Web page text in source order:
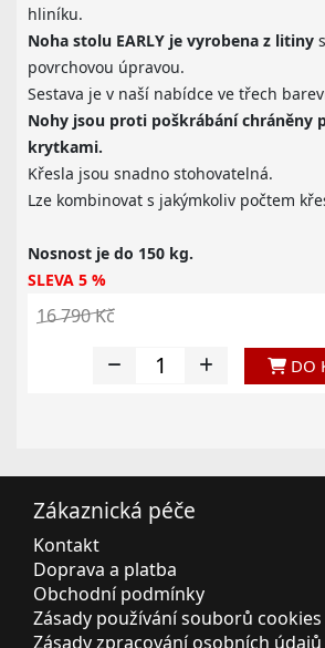
hliníku.
Noha stolu EARLY je vyrobena z litiny
povrchovou úpravou.
Sestava je v naší nabídce ve třech
Nohy jsou proti poškrábání chráněny
krytkami.
Křesla jsou snadno stohovatelná.
Lze kombinovat s jakýmkoliv počtem
Nosnost je do 150 kg.
SLEVA 5 %
16 790 Kč
DO
Zákaznická péče
Kontakt
Doprava a platba
Obchodní podmínky
Zásady používání souborů cookies
Zásady zpracování osobních údajů